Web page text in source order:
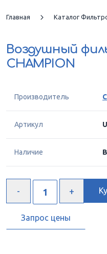
Главная Каталог
Воздушный
CHAMPION
Производитель
Артикул
Наличие
Запрос цены